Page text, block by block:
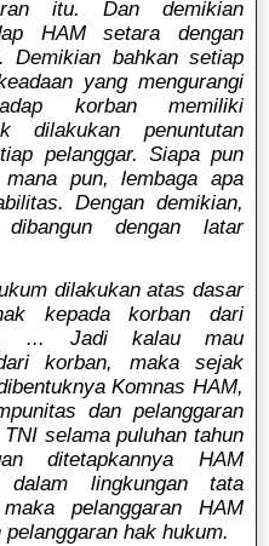
itu. Dan demikian
HAM setara dengan
Demikian bahkan setiap
yang mengurangi
korban memiliki
dilakukan penuntutan
pelanggar. Siapa pun
pun, lembaga apa
Dengan demikian,
dengan latar
dilakukan atas dasar
kepada korban dari
... Jadi kalau mau
korban, maka sejak
Komnas HAM,
dan pelanggaran
selama puluhan tahun
ditetapkannya HAM
lingkungan tata
pelanggaran HAM
hak hukum.